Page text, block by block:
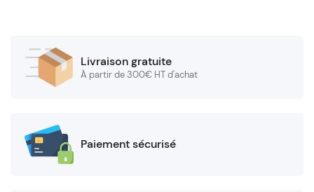
2130N
quantity
Livraison gratuite
À partir de 300€ HT d'achat
Paiement sécurisé